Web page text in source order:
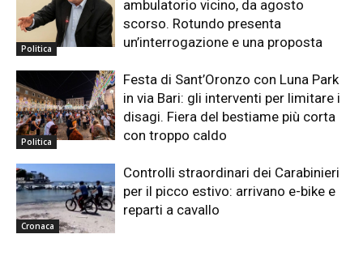
Politica
ambulatorio vicino, da agosto
scorso. Rotundo presenta
un’interrogazione e una proposta
Politica
Festa di Sant’Oronzo con Luna Park
in via Bari: gli interventi per limitare i
disagi. Fiera del bestiame più corta
con troppo caldo
Cronaca
Controlli straordinari dei Carabinieri
per il picco estivo: arrivano e-bike e
reparti a cavallo